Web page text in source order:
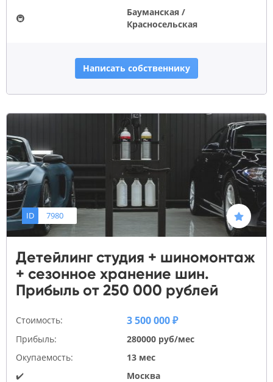
🚇
Бауманская /
Красносельская
Написать собственнику
ID 7980
Детейлинг студия + шиномонтаж
+ сезонное хранение шин.
Прибыль от 250 000 рублей
Стоимость: 3 500 000 ₽
Прибыль:
280000 руб/мес
Окупаемость:
13 мес
✔️
Москва